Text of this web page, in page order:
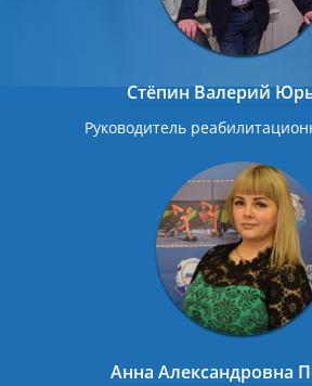
Стёпин Валерий
Руководитель
Анна Александровна